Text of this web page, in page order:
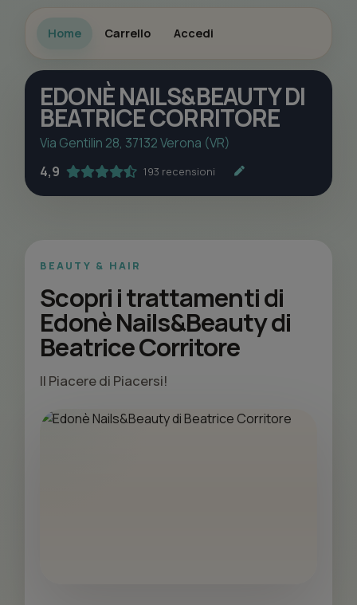
Home Carrello Accedi
EDONÈ NAILS&BEAUTY DI
BEATRICE CORRITORE
Via Gentilin 28, 37132 Verona (VR)
4,9
193 recensioni
BEAUTY & HAIR
Scopri i trattamenti di
Edonè Nails&Beauty di
Beatrice Corritore
Il Piacere di Piacersi!